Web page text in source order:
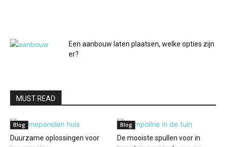
Een aanbouw laten plaatsen, welke opties zijn
er?
MUST READ
Blog
Duurzame oplossingen voor
Blog
De mooiste spullen voor in